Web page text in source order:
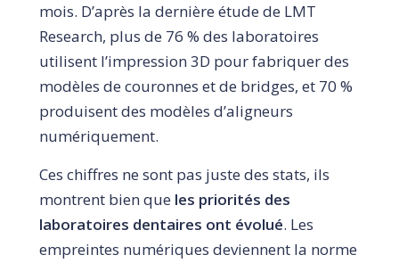
mois. D’après la dernière étude de LMT
Research, plus de 76 % des laboratoires
utilisent l’impression 3D pour fabriquer des
modèles de couronnes et de bridges, et 70 %
produisent des modèles d’aligneurs
numériquement.
Ces chiffres ne sont pas juste des stats, ils
montrent bien que les priorités des
laboratoires dentaires ont évolué. Les
empreintes numériques deviennent la norme